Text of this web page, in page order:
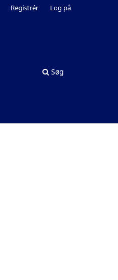
Søg
Registrér Log på